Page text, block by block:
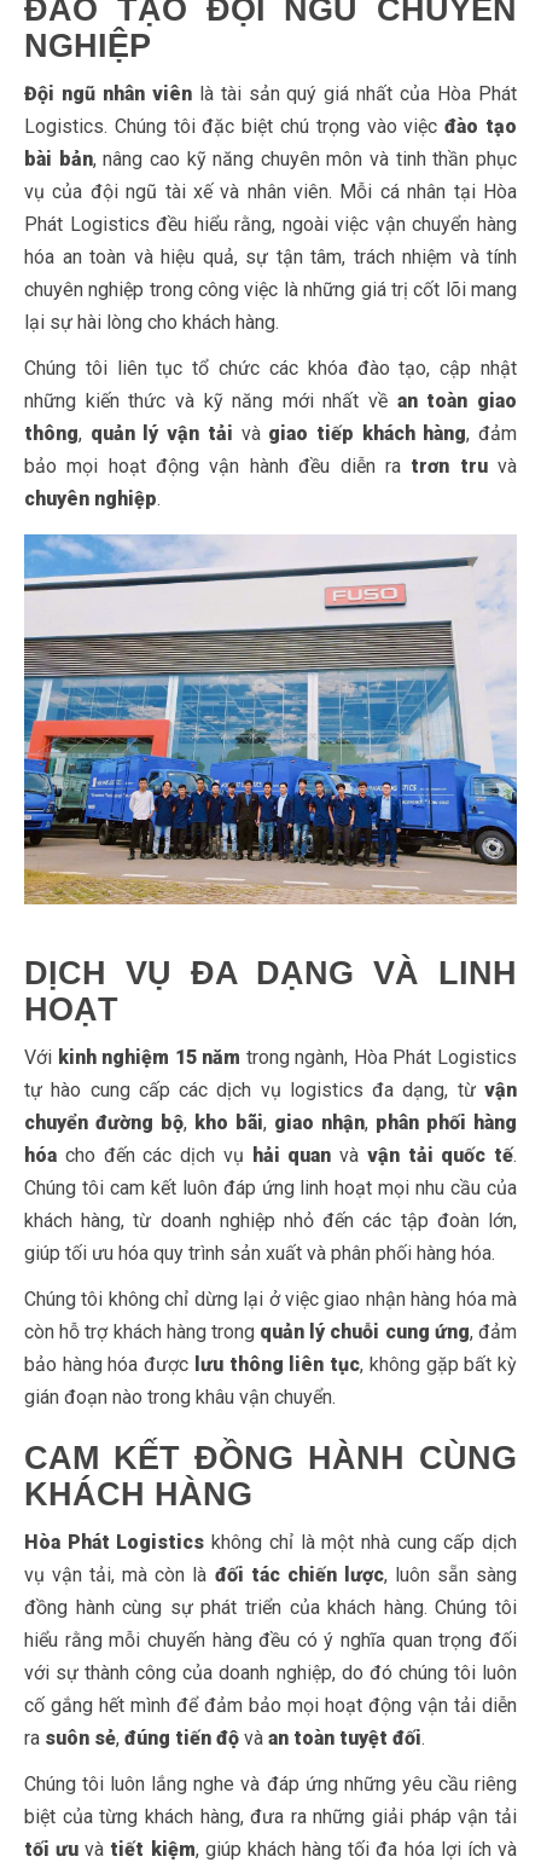
ĐÀO TẠO ĐỘI NGŨ CHUYÊN
NGHIỆP
Đội ngũ nhân viênlà tài sản quý giá nhất của Hòa Phát
Logistics. Chúng tôi đặc biệt chú trọng vào việcđào tạo
bài bản, nâng cao kỹ năng chuyên môn và tinh thần phục
vụ của đội ngũ tài xế và nhân viên. Mỗi cá nhân tại Hòa
Phát Logistics đều hiểu rằng, ngoài việc vận chuyển hàng
hóa an toàn và hiệu quả, sự tận tâm, trách nhiệm và tính
chuyên nghiệp trong công việc là những giá trị cốt lõi mang
lại sự hài lòng cho khách hàng.
Chúng tôi liên tục tổ chức các khóa đào tạo, cập nhật
những kiến thức và kỹ năng mới nhất về an toàn giao
thông, quản lý vận tải và giao tiếp khách hàng, đảm
bảo mọi hoạt động vận hành đều diễn ra trơn truvà
chuyên nghiệp.
DỊCH VỤ ĐA DẠNG VÀ LINH
HOẠT
Với kinh nghiệm 15 năm trong ngành, Hòa Phát Logistics
tự hào cung cấp các dịch vụ logistics đa dạng, từ vận
chuyển đường bộ, kho bãi, giao nhận, phân phối hàng
hóa cho đến các dịch vụ hải quan và vận tải quốc tế.
Chúng tôi cam kết luôn đáp ứng linh hoạt mọi nhu cầu của
khách hàng, từ doanh nghiệp nhỏ đến các tập đoàn lớn,
giúp tối ưu hóa quy trình sản xuất và phân phối hàng hóa.
Chúng tôi không chỉ dừng lại ở việc giao nhận hàng hóa mà
còn hỗ trợ khách hàng trong quản lý chuỗi cung ứng, đảm
bảo hàng hóa được lưu thông liên tục, không gặp bất kỳ
gián đoạn nào trong khâu vận chuyển.
CAM KẾT ĐỒNG HÀNH CÙNG
KHÁCH HÀNG
Hòa Phát Logistics không chỉ là một nhà cung cấp dịch
vụ vận tải, mà còn là đối tác chiến lược, luôn sẵn sàng
đồng hành cùng sự phát triển của khách hàng. Chúng tôi
hiểu rằng mỗi chuyến hàng đều có ý nghĩa quan trọng đối
với sự thành công của doanh nghiệp, do đó chúng tôi luôn
cố gắng hết mình để đảm bảo mọi hoạt động vận tải diễn
ra suôn sẻ, đúng tiến độ và an toàn tuyệt đối.
Chúng tôi luôn lắng nghe và đáp ứng những yêu cầu riêng
biệt của từng khách hàng, đưa ra những giải pháp vận tải
tối ưu và tiết kiệm, giúp khách hàng tối đa hóa lợi ích và